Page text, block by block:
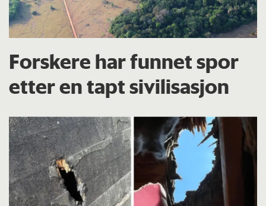
Forskere har funnet spor
etter en tapt sivilisasjon